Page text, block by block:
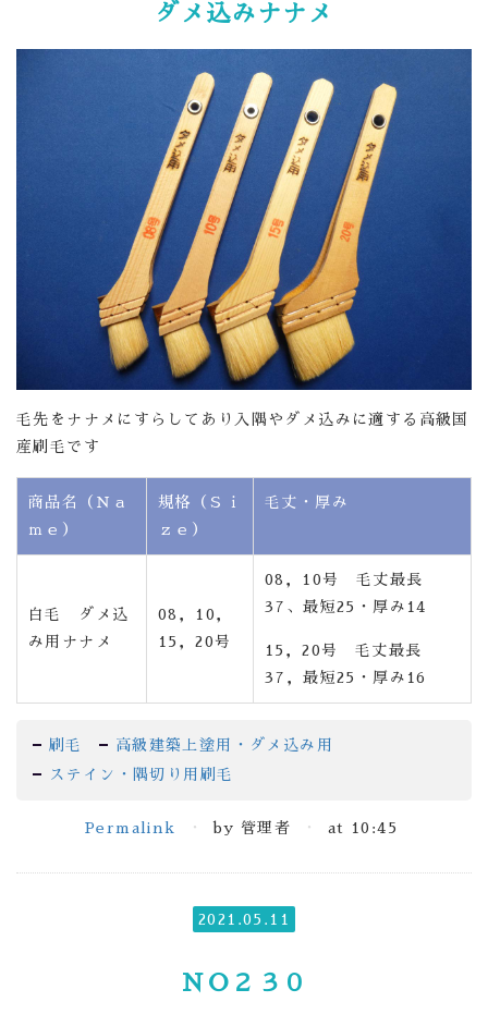
ダメ込みナナメ
毛先をナナメにすらしてあり入隅やダメ込みに適する高級国
産刷毛です
商品名（Ｎａ
ｍｅ）
規格（Ｓｉ
ｚｅ）
毛丈・厚み
白毛 ダメ込
み用ナナメ
08，10，
15，20号
08，10号 毛丈最長
37、最短25・厚み14
15，20号 毛丈最長
37，最短25・厚み16
刷毛
高級建築上塗用・ダメ込み用
ステイン・隅切り用刷毛
Permalink by 管理者 at 10:45
2021.05.11
ＮＯ２３０